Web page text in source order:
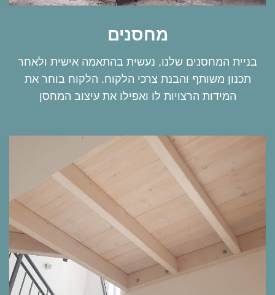
מחסנים
בניית המחסנים שלנו, נעשית בהתאמה אישית ולאחר
תכנון משותף והבנת צרכי הלקוח. הלקוח בוחר את
המידות הרצויות לו ואפילו את עיצוב המחסן